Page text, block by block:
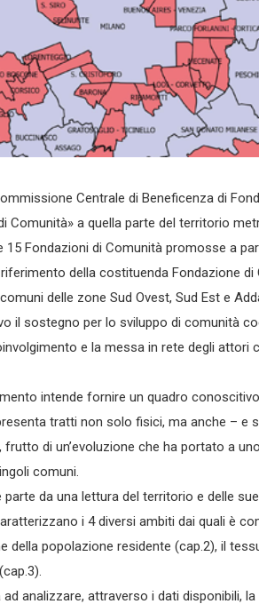
Centrale di Beneficenza di
Comunità» a quella parte del territorio
15 Fondazioni di Comunità promosse a
della costituenda Fondazione
delle zone Sud Ovest, Sud Est e
il sostegno per lo sviluppo di comunità
e la messa in rete degli attori
intende fornire un quadro
tratti non solo fisici, ma anche –
frutto di un’evoluzione che ha portato a
comuni.
parte da una lettura del territorio e delle
i 4 diversi ambiti dai quali è
della popolazione residente (cap.2), il
ad analizzare, attraverso i dati disponibili,